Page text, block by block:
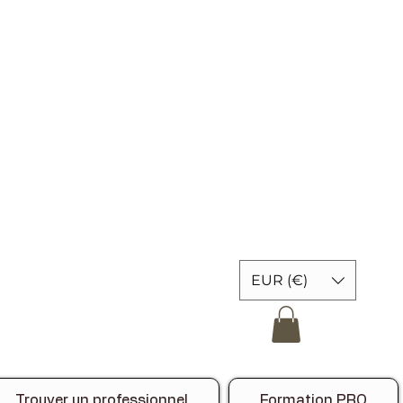
EUR (€)
Trouver un professionnel Formation PRO